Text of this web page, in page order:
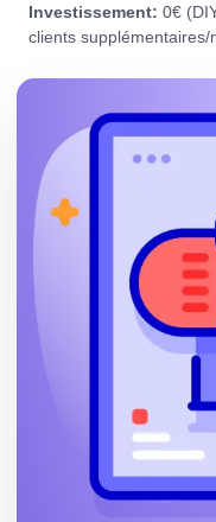
Investissement: 0€
clients